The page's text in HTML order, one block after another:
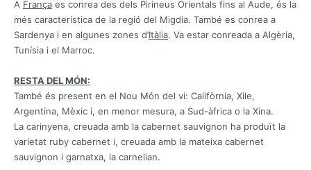
A França es conrea des dels Pirineus Orientals fins al Aude, és la
més característica de la regió del Migdia. També es conrea a
Sardenya i en algunes zones d’Itàlia. Va estar conreada a Algèria,
Tunísia i el Marroc.
RESTA DEL MÓN:
També és present en el Nou Món del vi: Califòrnia, Xile,
Argentina, Mèxic i, en menor mesura, a Sud-àfrica o la Xina.
La carinyena, creuada amb la cabernet sauvignon ha produït la
varietat ruby ​​cabernet i, creuada amb la mateixa cabernet
sauvignon i garnatxa, la carnelian.